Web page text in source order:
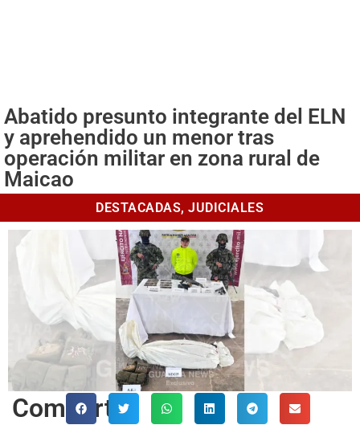
Abatido presunto integrante del ELN
y aprehendido un menor tras
operación militar en zona rural de
Maicao
DESTACADAS, JUDICIALES
Comparte